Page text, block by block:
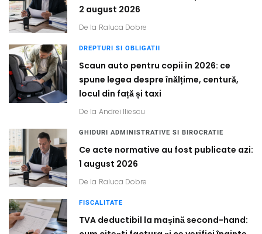
2 august 2026
De la Raluca Dobre
DREPTURI SI OBLIGATII
Scaun auto pentru copii în 2026: ce
spune legea despre înălțime, centură,
locul din față și taxi
De la Andrei Iliescu
GHIDURI ADMINISTRATIVE SI BIROCRATIE
Ce acte normative au fost publicate azi:
1 august 2026
De la Raluca Dobre
FISCALITATE
TVA deductibil la mașină second-hand: